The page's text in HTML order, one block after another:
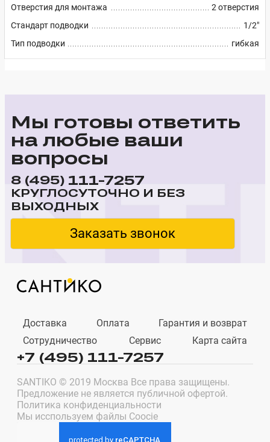
Отверстия для монтажа
2 отверстия
Стандарт подводки
1/2"
Тип подводки
гибкая
Мы готовы ответить
на любые ваши
вопросы
8 (495) 111-7257
КРУГЛОСУТОЧНО И БЕЗ
ВЫХОДНЫХ
Заказать звонок
Доставка Оплата
Гарантия и возврат
Сотрудничество
Сервис Карта сайта
+7 (495) 111-7257
SANTIKO © 2019 Москва Все права защищены.
Предложение не является публичной офертой.
Политика конфиденциальности
Мы исспользуем файлы Coocie